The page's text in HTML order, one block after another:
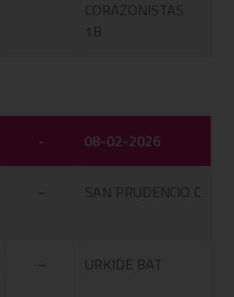
CORAZONISTAS
1B
- 08-02-2026
– SAN PRUDENCIO C
– URKIDE BAT